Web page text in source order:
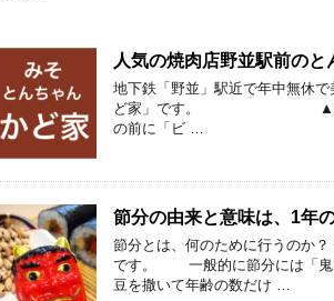
人気の焼肉店野並駅前の
地下鉄「野並」駅近で年中無休
ど家」です。 ▲駅からの
の前に「ビ …
節分の由来と意味は、1年
節分とは、何のために行うのか
です。 一般的に節分には「鬼
豆を撒いて年齢の数だけ …